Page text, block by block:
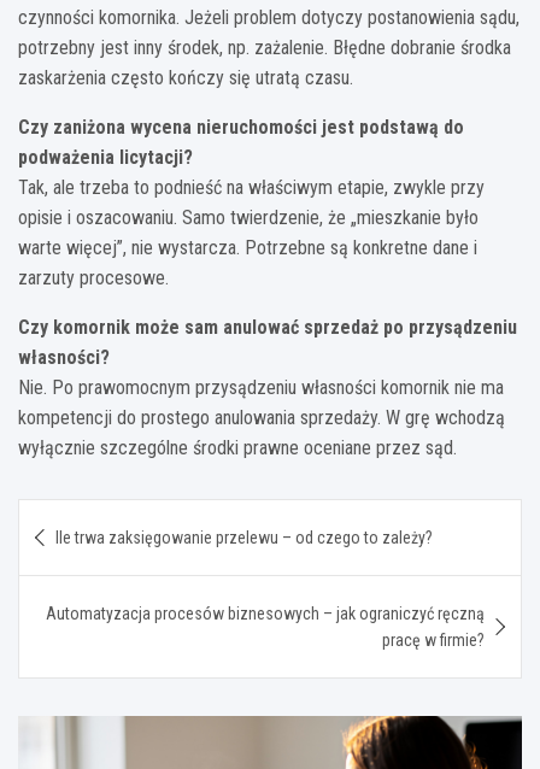
czynności komornika. Jeżeli problem dotyczy postanowienia sądu,
potrzebny jest inny środek, np. zażalenie. Błędne dobranie środka
zaskarżenia często kończy się utratą czasu.
Czy zaniżona wycena nieruchomości jest podstawą do
podważenia licytacji?
Tak, ale trzeba to podnieść na właściwym etapie, zwykle przy
opisie i oszacowaniu. Samo twierdzenie, że „mieszkanie było
warte więcej”, nie wystarcza. Potrzebne są konkretne dane i
zarzuty procesowe.
Czy komornik może sam anulować sprzedaż po przysądzeniu
własności?
Nie. Po prawomocnym przysądzeniu własności komornik nie ma
kompetencji do prostego anulowania sprzedaży. W grę wchodzą
wyłącznie szczególne środki prawne oceniane przez sąd.
wpisu
Ile trwa zaksięgowanie przelewu – od czego to zależy?
Automatyzacja procesów biznesowych – jak ograniczyć ręczną
pracę w firmie?